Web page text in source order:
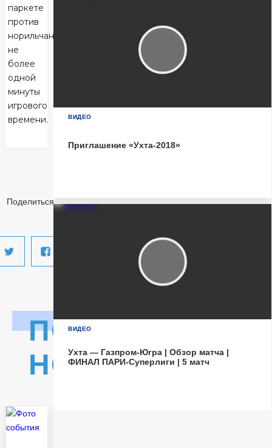
паркете
против
норильчан
не
более
одной
минуты
игрового
времени.
Поделиться:
ПОСЛЕДНИЕ
НОВОСТИ
БЕТСИТИ Суперлига, Финал
04 Июня 2026 , 16:30 (МСК)
«Центральный». Тюмень
2
ВИДЕО
Приглашение «Ухта-2018»
ВИДЕО
Ухта — Газпром-Югра | Обзор матча |
ФИНАЛ ПАРИ-Суперлиги | 5 матч